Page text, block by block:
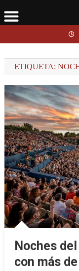
to
ETIQUETA:
Noches
con más